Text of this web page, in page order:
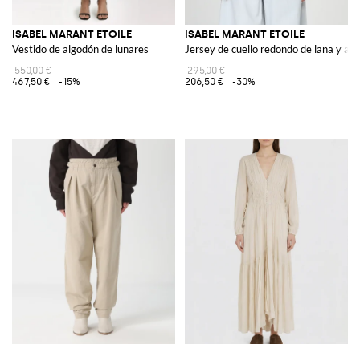
ISABEL MARANT ETOILE
Vestido de algodón de lunares
550,00 €
467,50 €
-15%
ISABEL MARANT ETOILE
Jersey de cuello redondo de lana y
295,00 €
206,50 €
-30%